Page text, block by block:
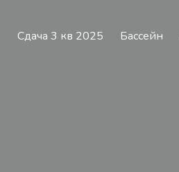
Сдача 3 кв 2025 Бассейн